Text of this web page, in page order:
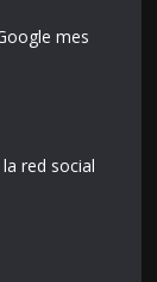
mes
red social